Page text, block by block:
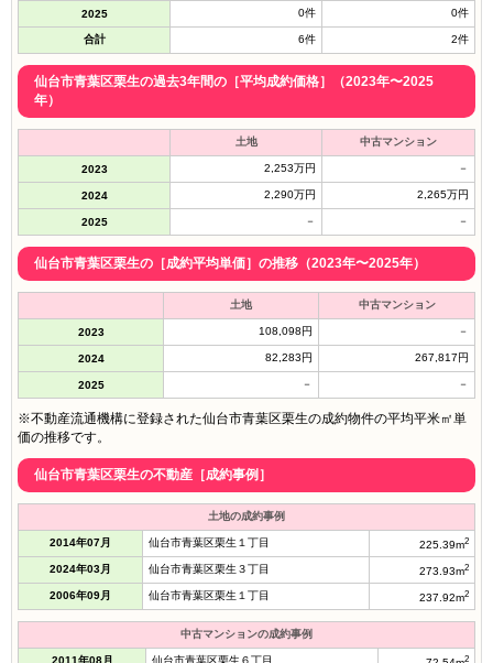
2025 0件 0件
合計 6件 2件
仙台市青葉区栗生の過去3年間の［平均成約価格］（2023年〜2025
年）
土地 中古マンション
2023 2,253万円 －
2024 2,290万円 2,265万円
2025 － －
仙台市青葉区栗生の［成約平均単価］の推移（2023年〜2025年）
土地 中古マンション
2023 108,098円 －
2024 82,283円 267,817円
2025 － －
※不動産流通機構に登録された仙台市青葉区栗生の成約物件の平均平米㎡単
価の推移です。
仙台市青葉区栗生の不動産［成約事例］
土地の成約事例
2014年07月 仙台市青葉区栗生１丁目 225.39m2
2024年03月 仙台市青葉区栗生３丁目 273.93m2
2006年09月 仙台市青葉区栗生１丁目 237.92m2
中古マンションの成約事例
2011年08月 仙台市青葉区栗生６丁目 2